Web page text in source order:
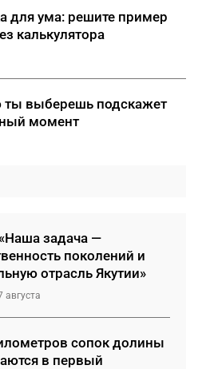
для ума: решите пример
калькулятора
ты выберешь подскажет
момент
задача —
поколений и
отрасль Якутии»
августа
сопок долины
в первый